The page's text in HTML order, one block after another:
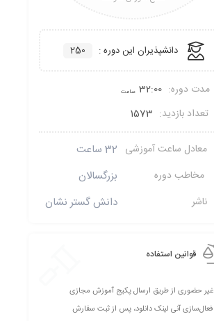
دانشپذیران این دوره : 250
مدت دوره: 32:00 ساعت
تعداد بازدید: 1573
معادل ساعت آموزشی 32 ساعت
مخاطب دوره بزرگسالان
ناشر دانش گستر نشان
قوانین استفاده
غیر حضوری از طریق ارسال پکیج آموزش مجازی
فعال‌سازی آنی لینک دانلود، پس از ثبت سفارش